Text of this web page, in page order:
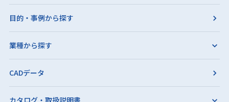
目的・事例から探す
業種から探す
CADデータ